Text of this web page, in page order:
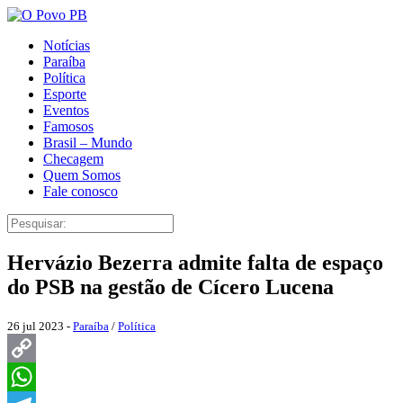
Notícias
Paraíba
Política
Esporte
Eventos
Famosos
Brasil – Mundo
Checagem
Quem Somos
Fale conosco
Hervázio Bezerra admite falta de espaço
do PSB na gestão de Cícero Lucena
26 jul 2023 - Paraíba / Política
Copy